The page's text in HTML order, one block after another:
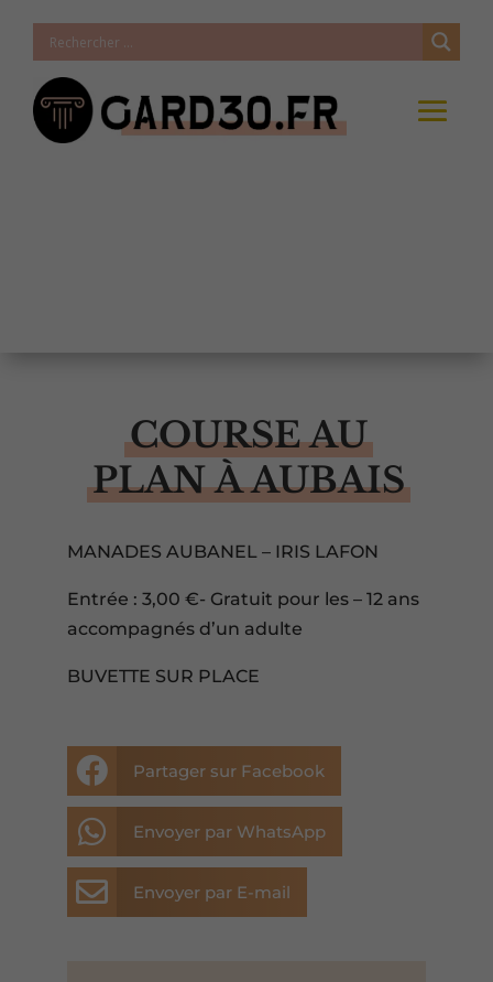
COURSE AU
PLAN À AUBAIS
MANADES AUBANEL – IRIS LAFON
Entrée : 3,00 €- Gratuit pour les – 12 ans
accompagnés d’un adulte
BUVETTE SUR PLACE
 Partager sur Facebook
 Envoyer par WhatsApp
 Envoyer par E-mail